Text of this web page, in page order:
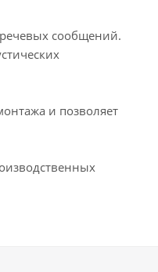
сообщений.
и позволяет